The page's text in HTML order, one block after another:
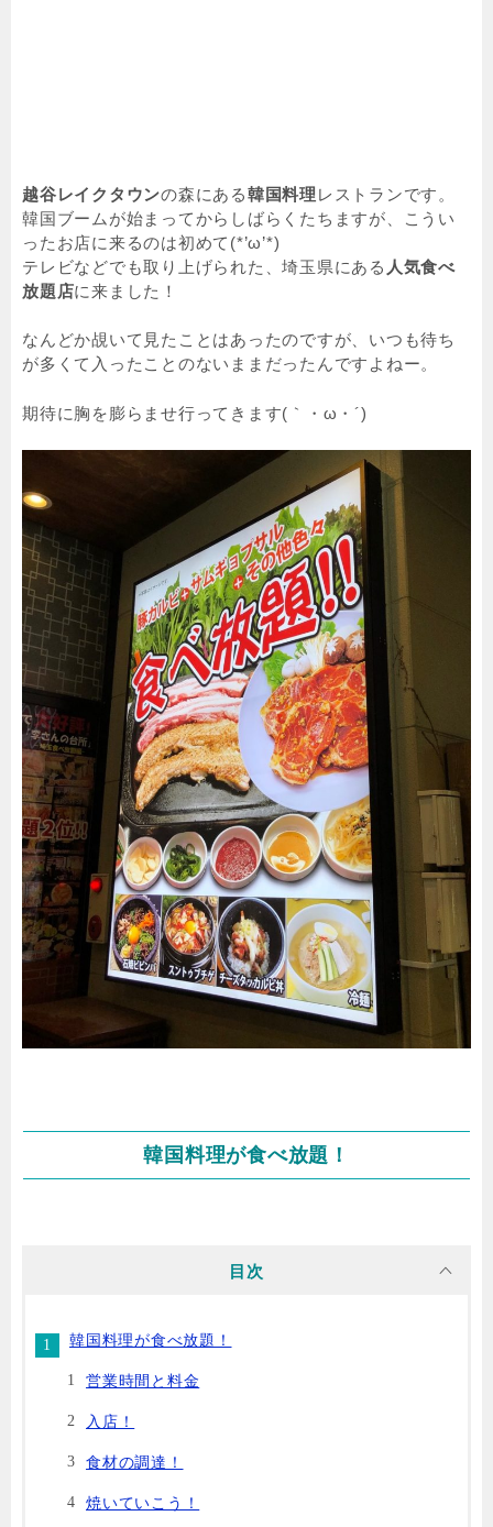
越谷レイクタウンの森にある韓国料理 レストランです。
韓国ブームが始まってからしばらくたちますが、こうい
ったお店に来るのは初めて(*’ω’*)
テレビなどでも取り上げられた、埼玉県にある 人気食べ
放題店に来ました！
なんどか覘いて見たことはあったのですが、いつも待ち
が多くて入ったことのないままだったんですよねー。
期待に胸を膨らませ行ってきます(｀・ω・´)
韓国料理が食べ放題！
目次
韓国料理が食べ放題！
営業時間と料金
入店！
食材の調達！
焼いていこう！